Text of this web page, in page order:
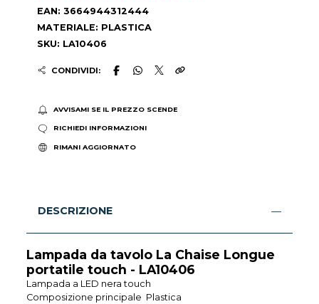
EAN: 3664944312444
MATERIALE: PLASTICA
SKU: LA10406
CONDIVIDI:
AVVISAMI SE IL PREZZO SCENDE
RICHIEDI INFORMAZIONI
RIMANI AGGIORNATO
DESCRIZIONE
Lampada da tavolo La Chaise Longue
portatile touch - LA10406
Lampada a LED nera touch
Composizione principale Plastica